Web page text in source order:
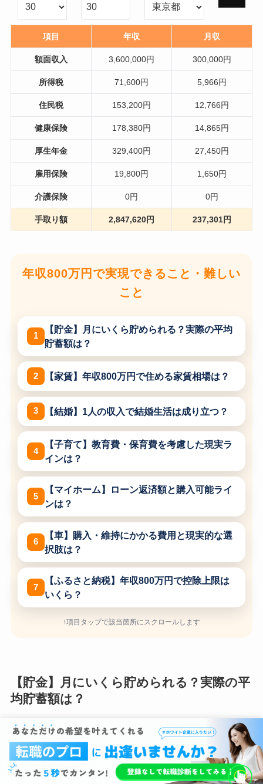
項目 年収 月収
額面収入 3,600,000円 300,000円
所得税 71,600円 5,966円
住民税 153,200円 12,766円
健康保険 178,380円 14,865円
厚生年金 329,400円 27,450円
雇用保険 19,800円 1,650円
介護保険 0円 0円
手取り額 2,847,620円 237,301円
年収800万円で実現できること・難しい
こと
【貯金】月にいくら貯められる？実際の平均
貯蓄額は？
【家賃】年収800万円で住める家賃相場は？
【結婚】1人の収入で結婚生活は成り立つ？
【子育て】教育費・保育費を考慮した現実ラ
インは？
【マイホーム】ローン返済額と購入可能ライ
ンは？
【車】購入・維持にかかる費用と現実的な選
択肢は？
【ふるさと納税】年収800万円で控除上限は
いくら？
↑項目タップで該当箇所にスクロールします
【貯金】月にいくら貯められる？実際の平
均貯蓄額は？
独身で実家に住んでいれば、毎月の支出を10万
円以下に抑えられるため、月39万円もの貯金や
投資に回すことができます。